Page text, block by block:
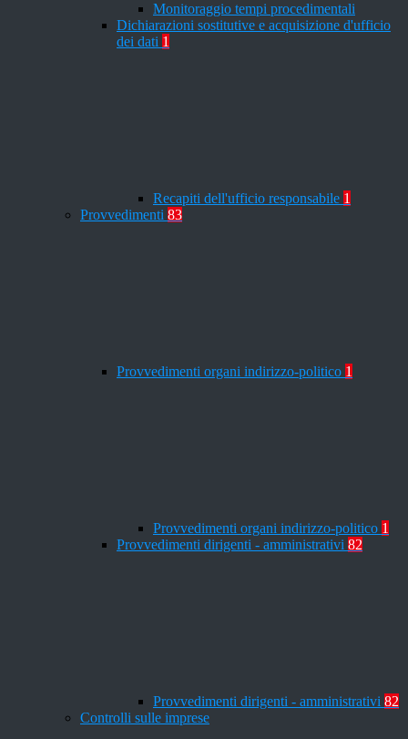
Monitoraggio tempi procedimentali
Dichiarazioni sostitutive e acquisizione d'ufficio
dei dati 1
Recapiti dell'ufficio responsabile 1
Provvedimenti 83
Provvedimenti organi indirizzo-politico 1
Provvedimenti organi indirizzo-politico 1
Provvedimenti dirigenti - amministrativi 82
Provvedimenti dirigenti - amministrativi 82
Controlli sulle imprese